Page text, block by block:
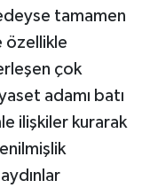
tamamen
özellikle
çok
adamı batı
ilişkiler kurarak